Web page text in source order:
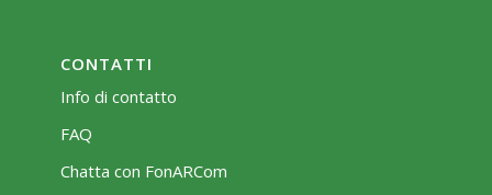
CONTATTI
Info di contatto
FAQ
Chatta con FonARCom